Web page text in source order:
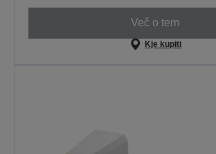
Več o tem
Kje kupiti